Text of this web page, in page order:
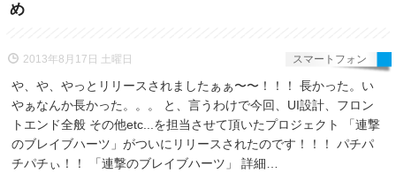
め
スマートフォン
2013年8月17日 土曜日
や、や、やっとリリースされましたぁぁ〜〜！！！ 長かった。い
やぁなんか長かった。。。 と、言うわけで今回、UI設計、フロン
トエンド全般 その他etc...を担当させて頂いたプロジェクト 「連撃
のブレイブハーツ」がついにリリースされたのです！！！ パチパ
チパチぃ！！ 「連撃のブレイブハーツ」 詳細…